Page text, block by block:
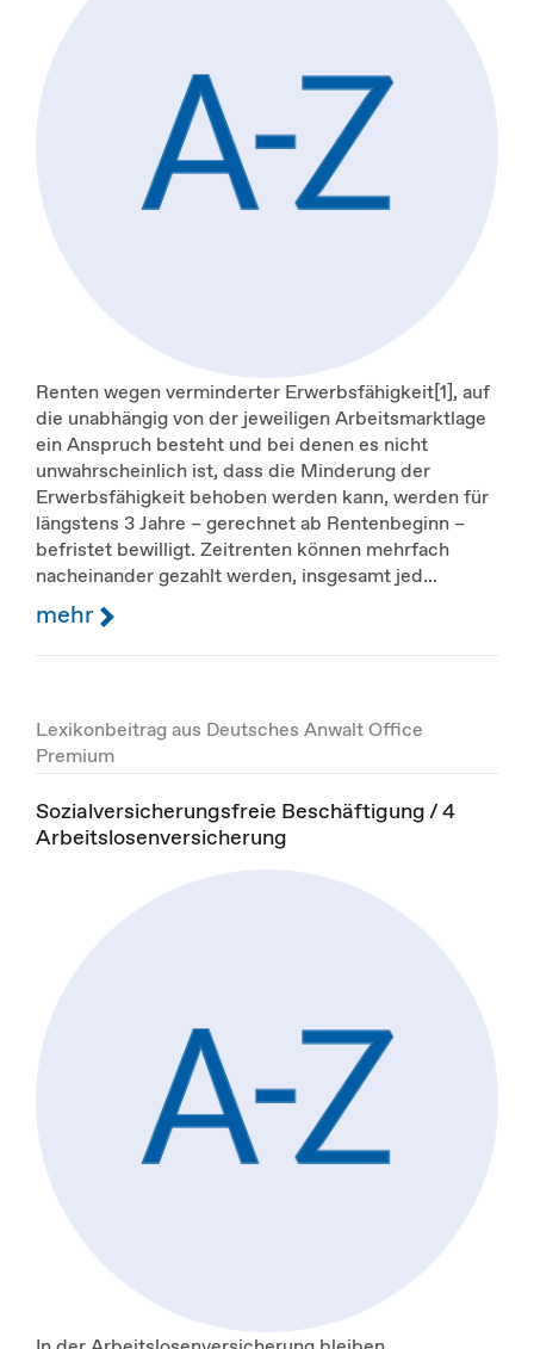
Renten wegen verminderter Erwerbsfähigkeit[1], auf
die unabhängig von der jeweiligen Arbeitsmarktlage
ein Anspruch besteht und bei denen es nicht
unwahrscheinlich ist, dass die Minderung der
Erwerbsfähigkeit behoben werden kann, werden für
längstens 3 Jahre – gerechnet ab Rentenbeginn –
befristet bewilligt. Zeitrenten können mehrfach
nacheinander gezahlt werden, insgesamt jed...
mehr
Lexikonbeitrag aus Deutsches Anwalt Office
Premium
Sozialversicherungsfreie Beschäftigung / 4
Arbeitslosenversicherung